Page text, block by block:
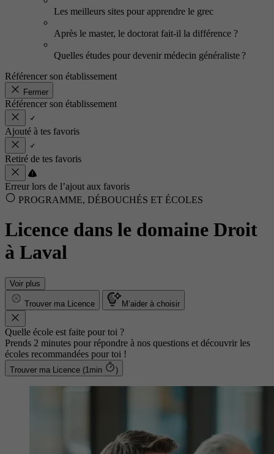
Les meilleurs sites pour apprendre le grec
Après le master, le doctorat fait-il la différence ?
Quelles études pour devenir médecin généraliste ?
Référencer son établissement
Fermer
Référencer son établissement
Ajouté à tes favoris
Retiré de tes favoris
Erreur lors de l’ajout aux favoris
PROGRAMME, DÉBOUCHÉS ET ÉCOLES
Licence dans le domaine Droit
à Laval
Voir plus
Trouver ma Licence M’aider à choisir
Quelle école est faite pour toi ?
Prends 2 minutes pour répondre à nos questions et découvrir les
écoles recommandées pour toi !
Trouver ma Licence (1min )